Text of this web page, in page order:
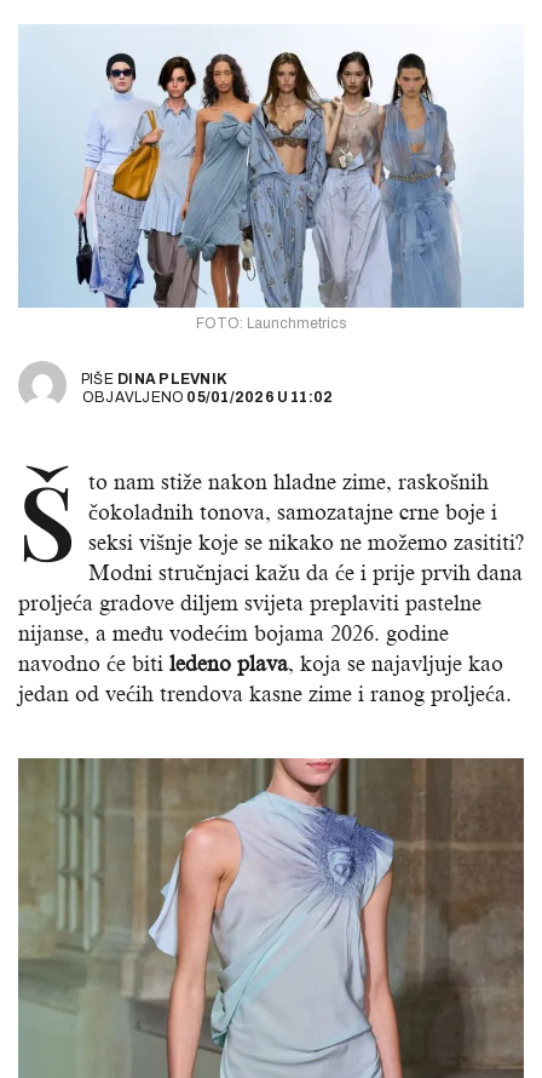
FOTO: Launchmetrics
PIŠE DINA PLEVNIK
OBJAVLJENO 05/01/2026 U 11:02
Š
to nam stiže nakon hladne zime, raskošnih
čokoladnih tonova, samozatajne crne boje i
seksi višnje koje se nikako ne možemo zasititi?
Modni stručnjaci kažu da će i prije prvih dana
proljeća gradove diljem svijeta preplaviti pastelne
nijanse, a među vodećim bojama 2026. godine
navodno će biti ledeno plava, koja se najavljuje kao
jedan od većih trendova kasne zime i ranog proljeća.